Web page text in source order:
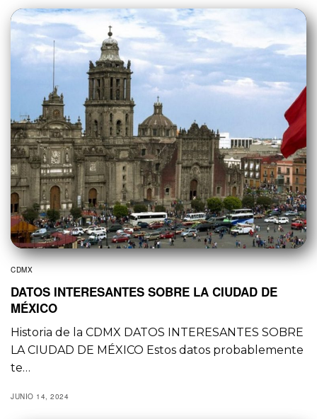
CDMX
DATOS INTERESANTES SOBRE LA CIUDAD DE
MÉXICO
Historia de la CDMX DATOS INTERESANTES SOBRE
LA CIUDAD DE MÉXICO Estos datos probablemente
te…
JUNIO 14, 2024